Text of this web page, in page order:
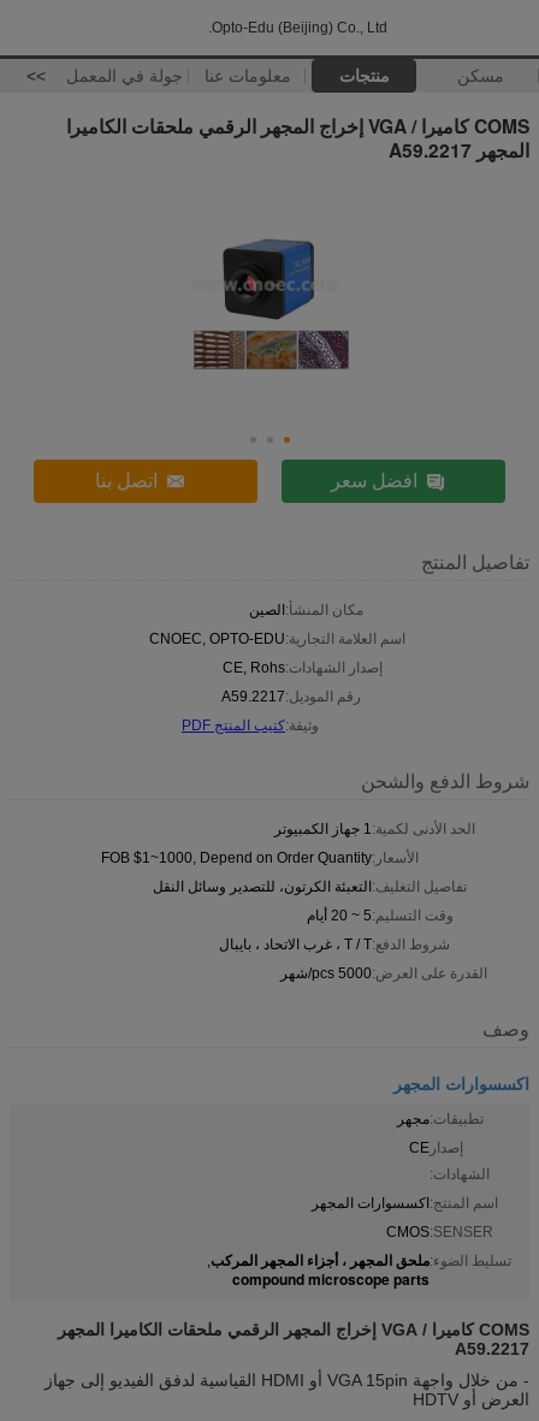
Opto-Edu (Beijing) Co., Ltd.
مسكن منتجات معلومات عنا جولة في المعمل >>
COMS كاميرا / VGA إخراج المجهر الرقمي ملحقات الكاميرا
المجهر A59.2217
افضل سعر اتصل بنا
تفاصيل المنتج
مكان المنشأ:الصين
اسم العلامة التجارية:CNOEC, OPTO-EDU
إصدار الشهادات:CE, Rohs
رقم الموديل:A59.2217
وثيقة:كتيب المنتج PDF
شروط الدفع والشحن
الحد الأدنى لكمية:1 جهاز الكمبيوتر
الأسعار:FOB $1~1000, Depend on Order Quantity
تفاصيل التغليف:التعبئة الكرتون، للتصدير وسائل النقل
وقت التسليم:5 ~ 20 أيام
شروط الدفع:T / T ، غرب الاتحاد ، بايبال
القدرة على العرض:5000 pcs/شهر
وصف
اكسسوارات المجهر
تطبيقات:مجهر
إصدار
الشهادات:
CE
اسم المنتج:اكسسوارات المجهر
SENSER:
CMOS
تسليط الضوء:ملحق المجهر ، أجزاء المجهر المركب,
compound microscope parts
COMS كاميرا / VGA إخراج المجهر الرقمي ملحقات الكاميرا المجهر
A59.2217
- من خلال واجهة VGA 15pin أو HDMI القياسية لدفق الفيديو إلى جهاز
العرض أو HDTV